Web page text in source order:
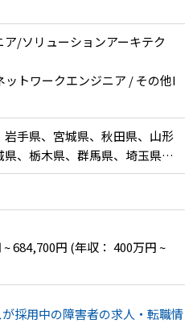
ア/ソリューションアーキテク
ットワークエンジニア / その他I
手県、宮城県、秋田県、山形
、栃木県、群馬県、埼玉県、
奈川県、新潟県、富山県、石
県、長野県、岐阜県、静岡
、滋賀県、京都府、大阪府、
歌山県、鳥取県、島根県、岡
県、徳島県、香川県、愛媛
、佐賀県、長崎県、熊本県、
児島県、沖縄県、その他
684,700円 (年収： 400万円 ~
採用中の障害者の求人・転職情